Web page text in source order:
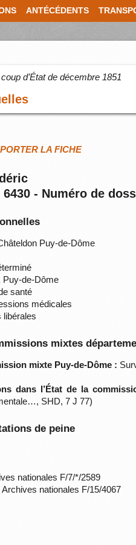
ANTÉCÉDENTS
d’État de décembre 1851
LA FICHE
6430 - Numéro de
Puy-de-Dôme
Puy-de-Dôme
santé
médicales
libérales
mixtes
mixte Puy-de-Dôme :
dans l’État de la
SHD, 7 J 77)
de peine
nationales F/7/*/2589
Archives nationales F/15/4067